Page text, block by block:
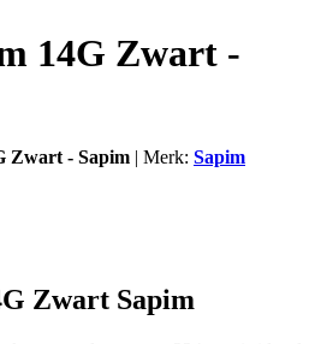
14G Zwart -
Zwart - Sapim | Merk: Sapim
Zwart Sapim